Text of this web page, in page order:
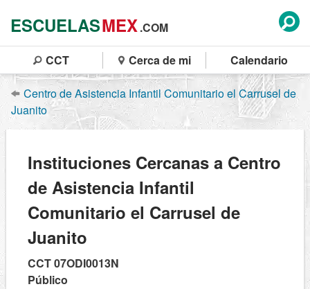
ESCUELASMEX.COM
CCT Cerca de mi Calendario
Centro de Asistencia Infantil Comunitario el Carrusel de
Juanito
Instituciones Cercanas a Centro
de Asistencia Infantil
Comunitario el Carrusel de
Juanito
CCT 07ODI0013N
Público